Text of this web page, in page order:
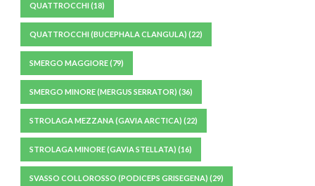
QUATTROCCHI (18)
QUATTROCCHI (BUCEPHALA CLANGULA) (22)
SMERGO MAGGIORE(79)
SMERGO MINORE (MERGUS SERRATOR) (36)
STROLAGA MEZZANA (GAVIA ARCTICA) (22)
STROLAGA MINORE (GAVIA STELLATA) (16)
SVASSO COLLOROSSO (PODICEPS GRISEGENA) (29)